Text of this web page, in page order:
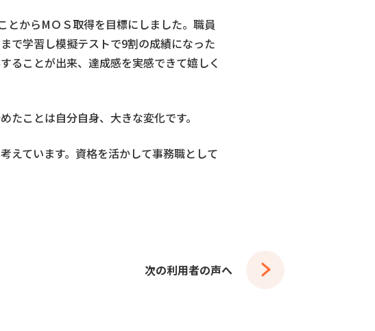
からMＯＳ取得を目標にしました。職員
で学習し模擬テストで9割の成績になった
ることが出来、達成感を実感できて嬉しく
ことは自分自身、大きな変化です。
えています。資格を活かして事務職として
次の利用者の声へ